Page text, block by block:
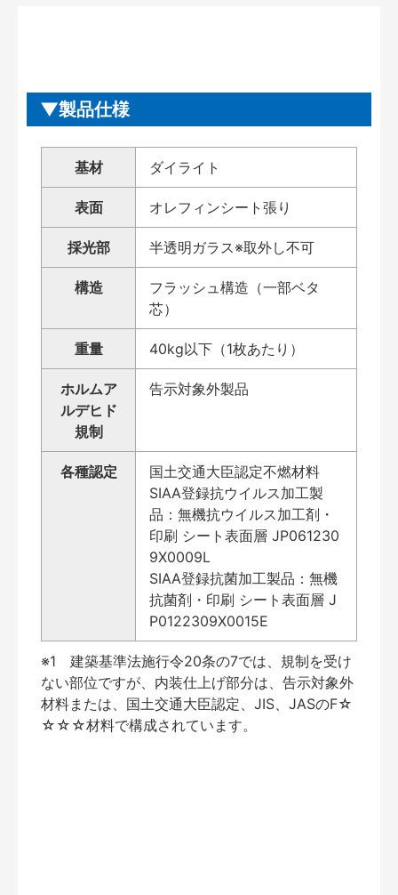
製品仕様
基材 ダイライト
表面 オレフィンシート張り
採光部 半透明ガラス※取外し不可
構造
フラッシュ構造（一部ベタ
芯）
重量 40kg以下（1枚あたり）
ホルムア
ルデヒド
規制
告示対象外製品
各種認定
国土交通大臣認定不燃材料
SIAA登録抗ウイルス加工製
品：無機抗ウイルス加工剤・
印刷 シート表面層 JP061230
9X0009L
SIAA登録抗菌加工製品：無機
抗菌剤・印刷 シート表面層 J
P0122309X0015E
※1 建築基準法施行令20条の7では、規制を受け
ない部位ですが、内装仕上げ部分は、告示対象外
材料または、国土交通大臣認定、JIS、JASのF☆
☆☆☆材料で構成されています。